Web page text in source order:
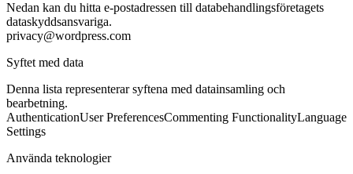
Nedan kan du hitta e-postadressen till databehandlingsföretagets
dataskyddsansvariga.
privacy@wordpress.com
Syftet med data
Denna lista representerar syftena med datainsamling och
bearbetning.
AuthenticationUser PreferencesCommenting FunctionalityLanguage
Settings
Använda teknologier